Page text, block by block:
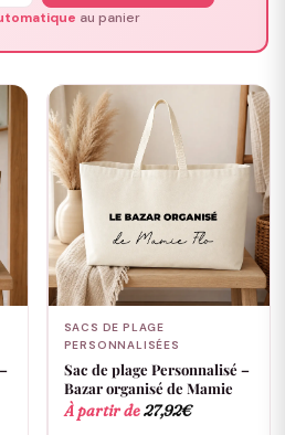
au panier
SACS DE PLAGE
PERSONNALISÉES
Sac de plage Personnalisé –
Bazar organisé de Mamie
À partir de27,92€